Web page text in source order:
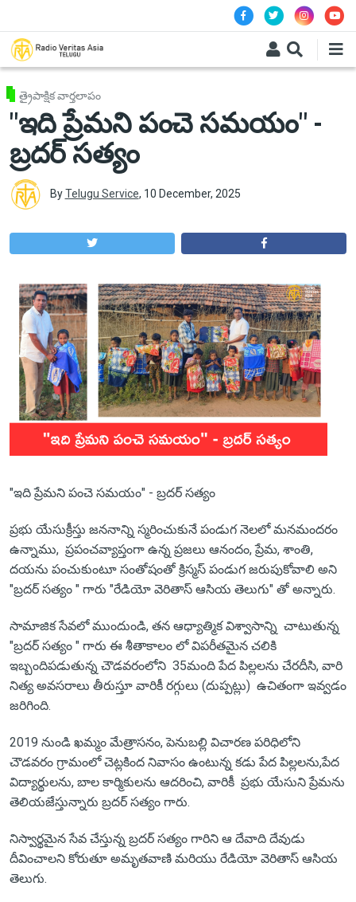
త్రైపాక్షిక వార్తలాపం
"ఇది ప్రేమని పంచె సమయం" -
బ్రదర్ సత్యం
ByTelugu Service, 10 December, 2025
"ఇది ప్రేమని పంచె సమయం" - బ్రదర్ సత్యం
ప్రభు యేసుక్రీస్తు జననాన్ని స్మరించుకునే పండుగ నెలలో మనమందరం
ఉన్నాము, ప్రపంచవ్యాప్తంగా ఉన్న ప్రజలు ఆనందం, ప్రేమ, శాంతి,
దయను పంచుకుంటూ సంతోషంతో క్రిస్మస్ పండుగ జరుపుకోవాలి అని
"బ్రదర్ సత్యం " గారు "రేడియో వెరితాస్ ఆసియ తెలుగు" తో అన్నారు.
సామాజిక సేవలో ముందుండి, తన ఆధ్యాత్మిక విశ్వాసాన్ని చాటుతున్న
"బ్రదర్ సత్యం " గారు ఈ శీతాకాలం లో విపరీతమైన చలికి
ఇబ్బందిపడుతున్న చౌడవరంలోని 35మంది పేద పిల్లలను చేరదీసి, వారి
నిత్య అవసరాలు తీరుస్తూ వారికీ రగ్గులు (దుప్పట్లు) ఉచితంగా ఇవ్వడం
జరిగింది.
2019 నుండి ఖమ్మం మేత్రాసనం, పెనుబల్లి విచారణ పరిధిలోని
చౌడవరం గ్రామంలో చెట్లకింద నివాసం ఉంటున్న కడు పేద పిల్లలను,పేద
విద్యార్థులను, బాల కార్మికులను ఆదరించి, వారికీ ప్రభు యేసుని ప్రేమను
తెలియజేస్తున్నారు బ్రదర్ సత్యం గారు.
నిస్వార్థమైన సేవ చేస్తున్న బ్రదర్ సత్యం గారిని ఆ దేవాది దేవుడు
దీవించాలని కోరుతూ అమృతవాణి మరియు రేడియో వెరితాస్ ఆసియ
తెలుగు.